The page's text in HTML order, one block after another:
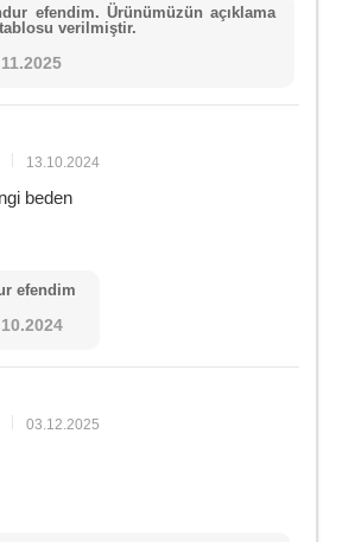
efendim. Ürünümüzün açıklama
tablosu verilmiştir.
13.10.2024
beden
efendim
03.12.2025